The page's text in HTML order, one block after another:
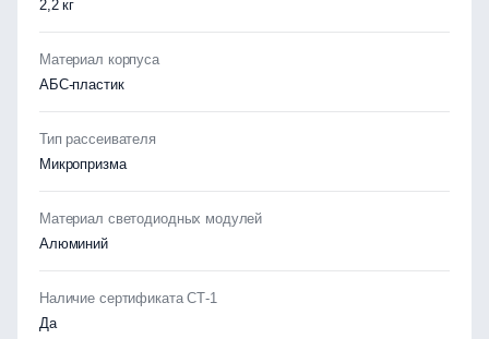
2,2 кг
Материал корпуса
АБС-пластик
Тип рассеивателя
Микропризма
Материал светодиодных модулей
Алюминий
Наличие сертификата СТ-1
Да